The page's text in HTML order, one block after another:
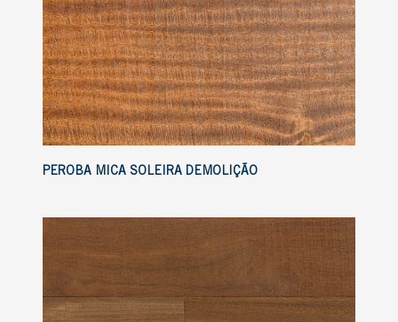
PEROBA MICA SOLEIRA DEMOLIÇÃO